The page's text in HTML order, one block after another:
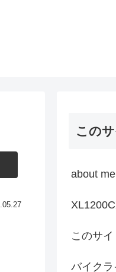
この
about me
このサ
バイク